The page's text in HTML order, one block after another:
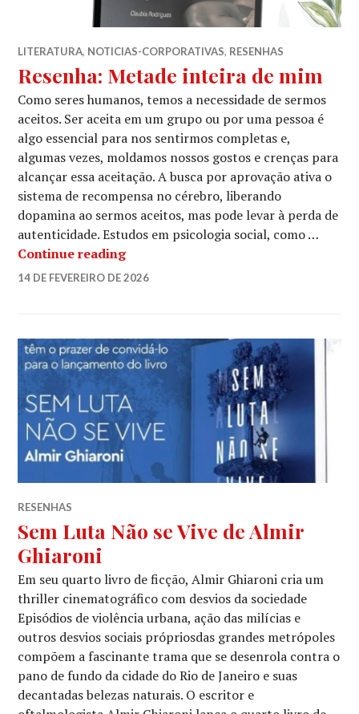
LITERATURA, NOTICIAS-CORPORATIVAS, RESENHAS
Resenha: Metade inteira de mim
Como seres humanos, temos a necessidade de sermos
aceitos. Ser aceita em um grupo ou por uma pessoa é
algo essencial para nos sentirmos completas e,
algumas vezes, moldamos nossos gostos e crenças para
alcançar essa aceitação. A busca por aprovação ativa o
sistema de recompensa no cérebro, liberando
dopamina ao sermos aceitos, mas pode levar à perda de
autenticidade. Estudos em psicologia social, como …
Continue readingResenha: Metade inteira de mim
LUCIANA
14 DE FEVEREIRO DE 2026
RESENHAS
Sem Luta Não se Vive de Almir
Ghiaroni
Em seu quarto livro de ficção, Almir Ghiaroni cria um
thriller cinematográfico com desvios da sociedade
Episódios de violência urbana, ação das milícias e
outros desvios sociais própriosdas grandes metrópoles
compõem a fascinante trama que se desenrola contra o
pano de fundo da cidade do Rio de Janeiro e suas
decantadas belezas naturais. O escritor e